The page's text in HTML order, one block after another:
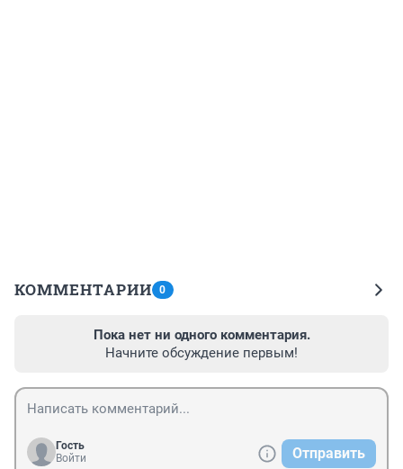
КОММЕНТАРИИ 0
Пока нет ни одного комментария.
Начните обсуждение первым!
Гость
Войти
Отправить